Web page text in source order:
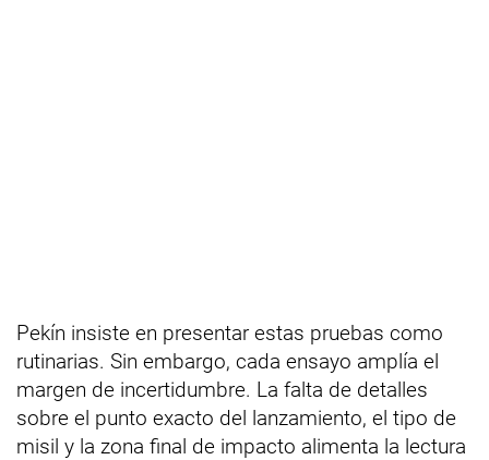
Pekín insiste en presentar estas pruebas como
rutinarias. Sin embargo, cada ensayo amplía el
margen de incertidumbre. La falta de detalles
sobre el punto exacto del lanzamiento, el tipo de
misil y la zona final de impacto alimenta la lectura